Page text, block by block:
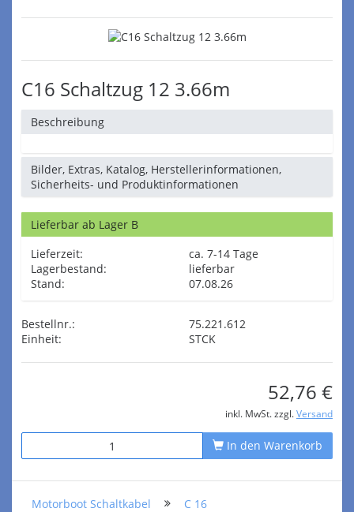
C16 Schaltzug 12 3.66m
Beschreibung
Bilder, Extras, Katalog, Herstellerinformationen,
Sicherheits- und Produktinformationen
Lieferbar ab Lager B
Lieferzeit:
ca. 7-14 Tage
Lagerbestand:
lieferbar
Stand:
07.08.26
Bestellnr.:
75.221.612
Einheit:
STCK
52,76 €
inkl. MwSt. zzgl. Versand
In den Warenkorb
Motorboot Schaltkabel C 16